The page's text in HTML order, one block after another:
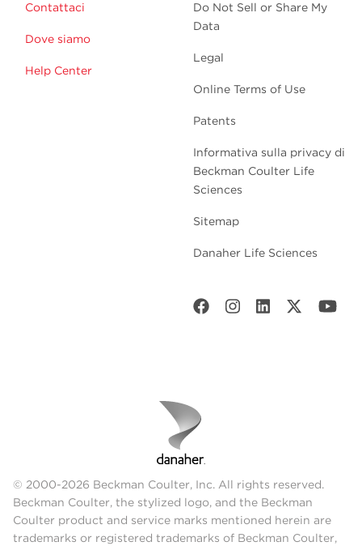
Contattaci
Dove siamo
Help Center
Do Not Sell or Share My
Data
Legal
Online Terms of Use
Patents
Informativa sulla privacy di
Beckman Coulter Life
Sciences
Sitemap
Danaher Life Sciences
© 2000-2026 Beckman Coulter, Inc. All rights reserved.
Beckman Coulter, the stylized logo, and the Beckman
Coulter product and service marks mentioned herein are
trademarks or registered trademarks of Beckman Coulter,